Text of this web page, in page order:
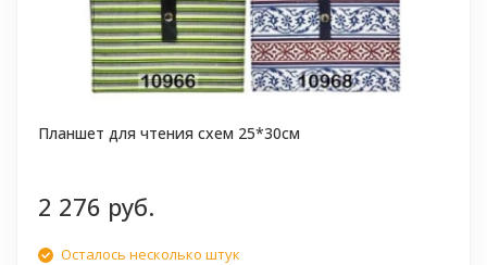
Планшет для чтения схем 25*30см
2 276 руб.
Осталось несколько штук